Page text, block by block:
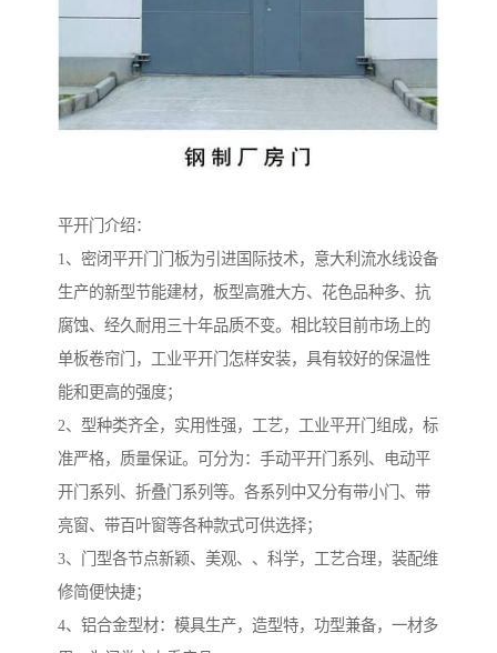
平开门介绍：
1、密闭平开门门板为引进国际技术，意大利流水线设备
生产的新型节能建材，板型高雅大方、花色品种多、抗
腐蚀、经久耐用三十年品质不变。相比较目前市场上的
单板卷帘门，工业平开门怎样安装，具有较好的保温性
能和更高的强度；
2、型种类齐全，实用性强，工艺，工业平开门组成，标
准严格，质量保证。可分为：手动平开门系列、电动平
开门系列、折叠门系列等。各系列中又分有带小门、带
亮窗、带百叶窗等各种款式可供选择；
3、门型各节点新颖、美观、、科学，工艺合理，装配维
修简便快捷；
4、铝合金型材：模具生产，造型特，功型兼备，一材多